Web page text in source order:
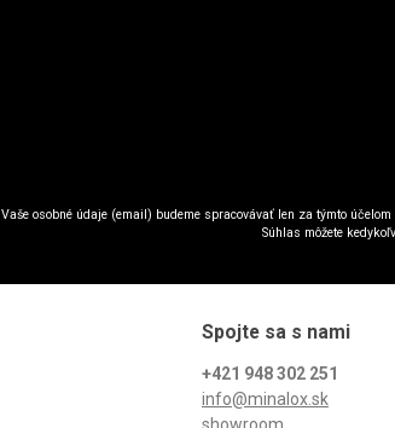
Vaše osobné údaje (email) budeme spracovávať len za týmto
Súhlas môžete
Spojte sa s nami
+421 948 302 251
info@minalox.sk